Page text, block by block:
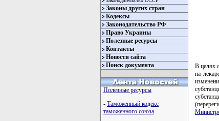
Законы других стран
Кодексы
Законодательство РФ
Право Украины
Полезные ресурсы
Контакты
Новости сайта
Поиск документа
Полезные ресурсы
- Таможенный кодекс
таможенного союза
В целях
на